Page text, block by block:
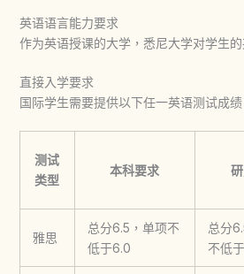
英语语言能力要求
作为英语授课的大学，悉尼大学对学生的
直接入学要求
国际学生需要提供以下任一英语测试成绩
测试
类型
本科要求
雅思
总分6.5，单项不
低于6.0
总分
不低